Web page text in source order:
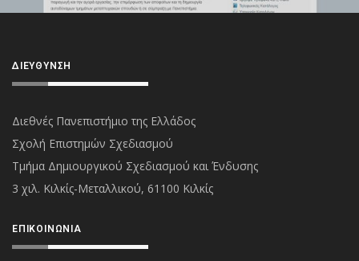
ΔΙΕΎΘΥΝΣΗ
Διεθνές Πανεπιστήμιο της Ελλάδος
Σχολή Επιστημών Σχεδιασμού
Τμήμα Δημιουργικού Σχεδιασμού και Ένδυσης
3 χιλ. Κιλκίς-Μεταλλικού, 61100 Κιλκίς
ΕΠΙΚΟΙΝΩΝΊΑ